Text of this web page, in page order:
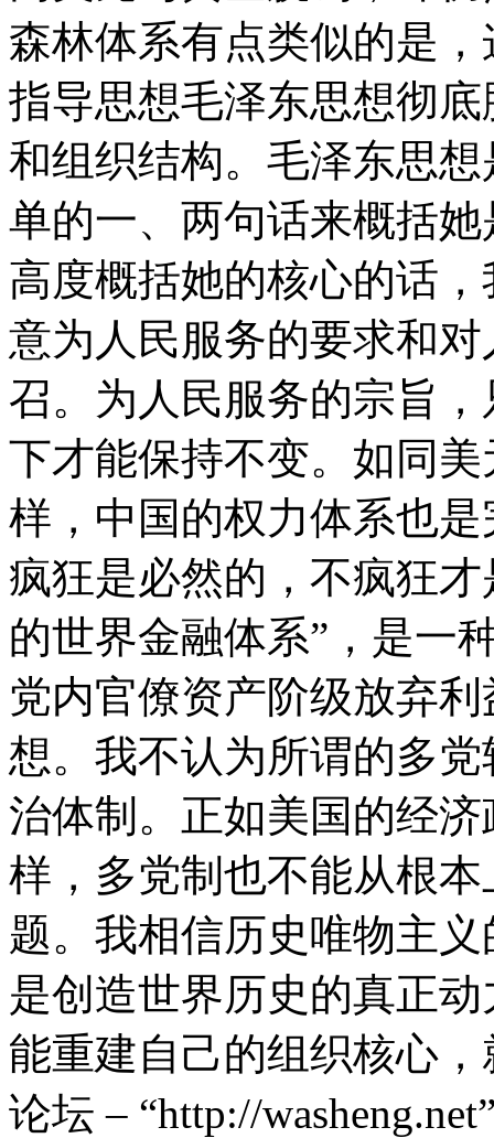
森林体系有点类似的是
指导思想毛泽东思想彻
和组织结构。毛泽东思
单的一、两句话来概括
高度概括她的核心的话
意为人民服务的要求和
召。为人民服务的宗旨
下才能保持不变。如同
样，中国的权力体系也
疯狂是必然的，不疯狂
的世界金融体系”，是一
党内官僚资产阶级放弃
想。我不认为所谓的多
治体制。正如美国的经
样，多党制也不能从根
题。我相信历史唯物主
是创造世界历史的真正
能重建自己的组织核心
论坛 – “http://